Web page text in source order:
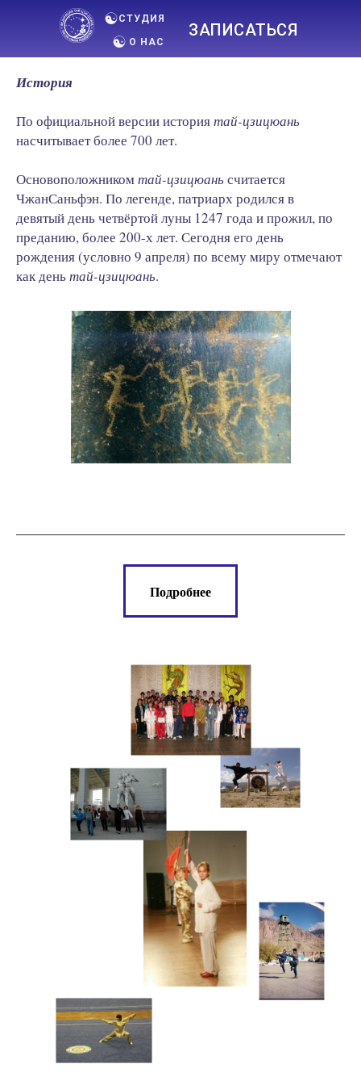
ЗАПИСАТЬСЯ
СТУДИЯ
О НАС
☯︎
☯︎
История
По официальной версии историятай-цзицюань
насчитывает более 700 лет.
Основоположникомтай-цзицюаньсчитается
ЧжанСаньфэн. По легенде, патриарх родился в
девятый день четвёртой луны 1247 года и прожил, по
преданию, более 200-х лет. Сегодня его день
рождения (условно 9 апреля) по всему миру отмечают
как деньтай-цзицюань.
Подробнее